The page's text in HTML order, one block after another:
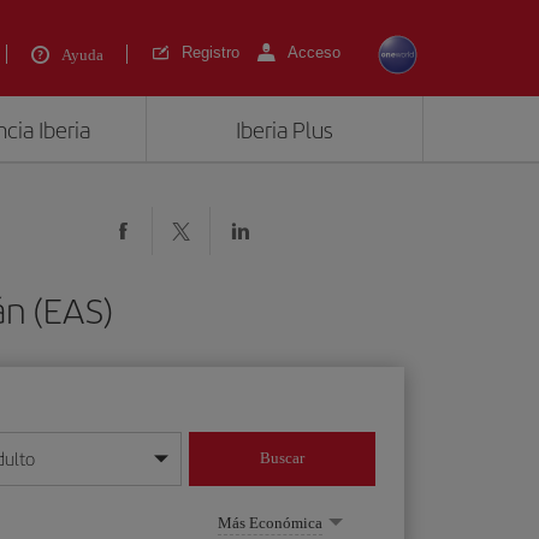
Ayuda Registro Acceso
Iberia Iberia Plus
(EAS)
mes/año
Buscar
Más Económica